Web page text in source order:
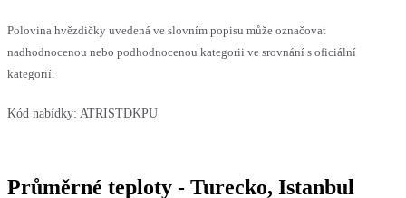
Polovina hvězdičky uvedená ve slovním popisu může označovat
nadhodnocenou nebo podhodnocenou kategorii ve srovnání s oficiální
kategorií.
Kód nabídky: ATRISTDKPU
Průměrné teploty - Turecko, Istanbul